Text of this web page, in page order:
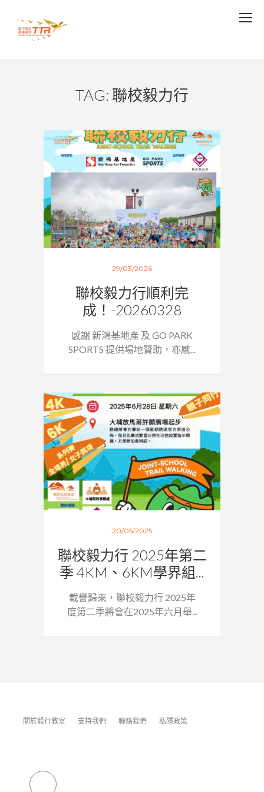
TAG: 聯校毅力行
29/03/2026
聯校毅力行順利完
成！-20260328
感謝 新鴻基地產 及 GO PARK
SPORTS 提供場地贊助，亦感...
20/05/2025
聯校毅力行 2025年第二
季 4KM、6KM學界組...
載譽歸來，聯校毅力行 2025年
度第二季將會在2025年六月舉...
關於毅行教室 支持我們 聯絡我們 私隱政策